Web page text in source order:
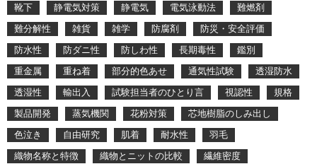
靴下
静電気対策 静電気 電気泳動法
難燃剤
難分解性
雑貨 雑学 防腐剤
防災・安全評価
防水性
防ダニ性 防しわ性 長期毒性
鑑別
重金属
重ね着 部分的色あせ 通気性試験
透湿防水
透湿性
輸出入 試験担当者のひとり言 視認性
規格
製品開発
蒸気機関 花粉対策
芯地樹脂のしみ出し
色泣き
自由研究 肌着 耐水性
羽毛
織物名称と特徴
織物とニットの比較
繊維密度